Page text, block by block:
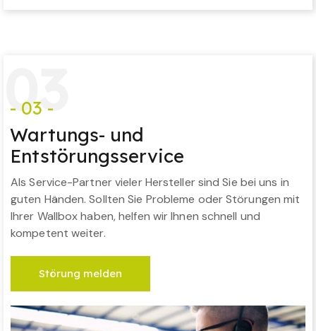
03
- 03 -
Wartungs- und
Entstörungsservice
Als Service-Partner vieler Hersteller sind Sie bei uns in
guten Händen. Sollten Sie Probleme oder Störungen mit
Ihrer Wallbox haben, helfen wir Ihnen schnell und
kompetent weiter.
Störung melden